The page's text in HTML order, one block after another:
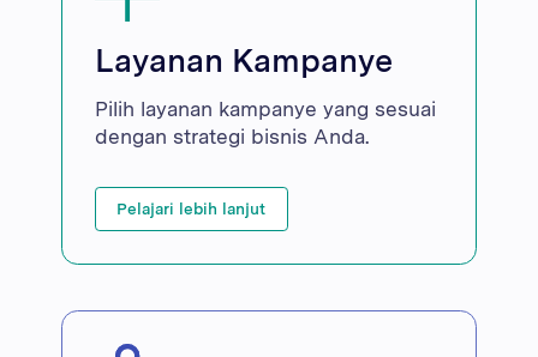
Layanan Kampanye
Pilih layanan kampanye yang sesuai
dengan strategi bisnis Anda.
Pelajari lebih lanjut